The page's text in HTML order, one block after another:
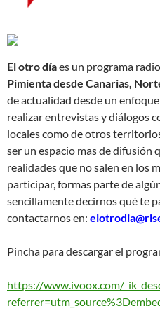
El otro díaes un programa
Pimienta desde Canarias,
de actualidad desde un
realizar entrevistas y diálogos
locales como de otros
ser un espacio mas de difusión
realidades que no salen en los
participar, formas parte de
sencillamente decirnos qué te
contactarnos en:
Pincha para descargar el
https://www.ivoox.com/